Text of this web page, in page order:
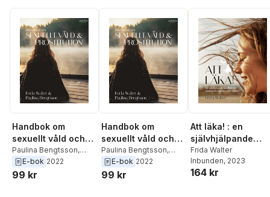
Handbok om
sexuellt våld och
prostitution
Paulina Bengtsson,
Frida Walter
E-bok 2022
99 kr
Handbok om
sexuellt våld och
prostitution
Paulina Bengtsson,
Frida Walter
E-bok 2022
99 kr
Att läka! : en
självhjälpande
handbok för
läkning efter en
destruktiv relation
Frida Walter
Inbunden, 2023
164 kr